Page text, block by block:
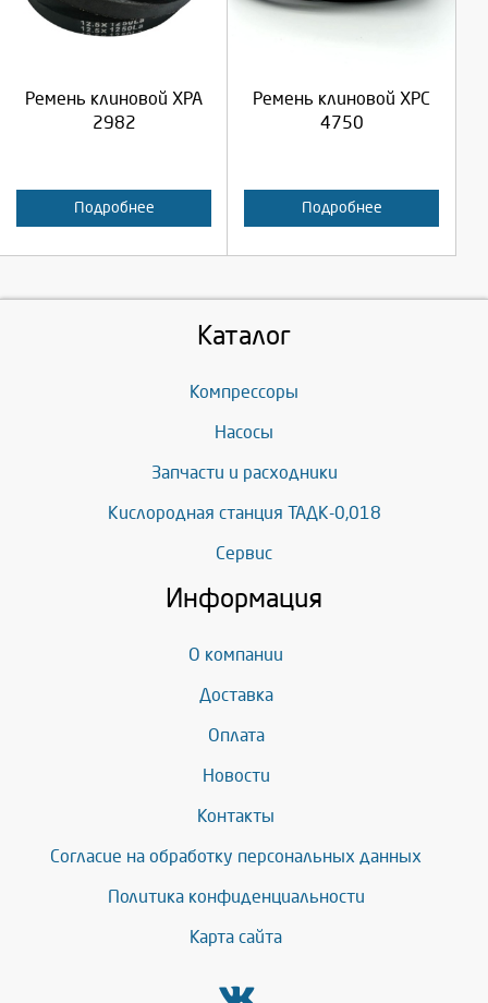
Ремень клиновой XPA
2982
Подробнее
Отмена
Ремень клиновой XPC
4750
Подробнее
Отмена
Каталог
Компрессоры
Насосы
Запчасти и расходники
Кислородная станция ТАДК-0,018
Сервис
Информация
О компании
Доставка
Оплата
Новости
Контакты
Согласие на обработку персональных данных
Политика конфиденциальности
Карта сайта